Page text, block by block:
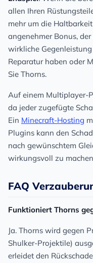
allen Ihren
mehr um die
angenehmer Bonus,
wirkliche
Reparatur haben oder
Sie Thorns.
Auf einem Multiplayer-
da jeder zugefügte
Ein Minecraft-Hosting
Plugins kann den
nach gewünschtem
wirkungsvoll zu
FAQ
Funktioniert Thorns
Ja. Thorns wird gegen
Shulker-Projektile)
erleidet den